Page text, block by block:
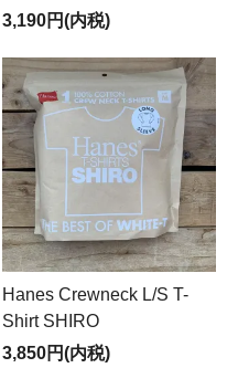
3,190円(内税)
Hanes Crewneck L/S T-
Shirt SHIRO
3,850円(内税)